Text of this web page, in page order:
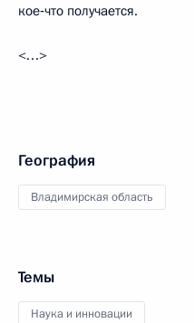
кое‑что получается.
<…>
География
Владимирская область
Темы
Наука и инновации